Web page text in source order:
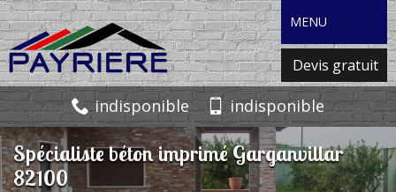
MENU
Devis gratuit
indisponible indisponible
Spécialiste béton imprimé Garganvillar
82100